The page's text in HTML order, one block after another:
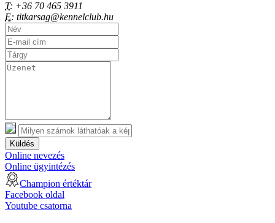
T: +36 70 465 3911
E: titkarsag@kennelclub.hu
Küldés
Online nevezés
Online ügyintézés
Champion értéktár
Facebook oldal
Youtube csatorna